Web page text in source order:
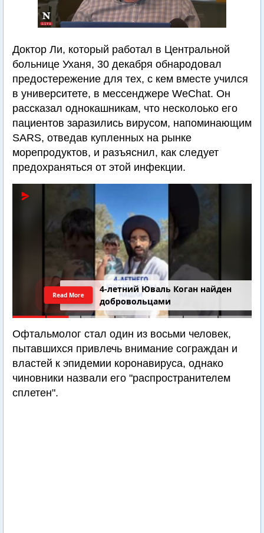
Доктор Ли, который работал в Центральной
больнице Уханя, 30 декабря обнародовал
предостережение для тех, с кем вместе учился
в университете, в мессенджере WeChat. Он
рассказал однокашникам, что несколоько его
пациентов заразились вирусом, напоминающим
SARS, отведав купленных на рынке
морепродуктов, и разъяснил, как следует
предохраняться от этой инфекции.
4-летний Юваль Коган найден
добровольцами
Read More
Офтальмолог стал один из восьми человек,
пытавшихся привлечь внимание сограждан и
властей к эпидемии коронавируса, однако
чиновники назвали его "распространителем
сплетен".